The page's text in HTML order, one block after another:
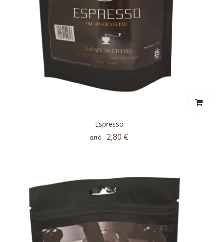
Espresso
από 2,80 €